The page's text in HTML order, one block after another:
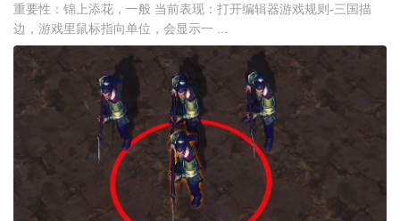
重要性：锦上添花，一般 当前表现：打开编辑器游戏规则-三国描
边，游戏里鼠标指向单位，会显示一 ...